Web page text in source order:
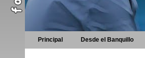
Principal Desde el Banquillo